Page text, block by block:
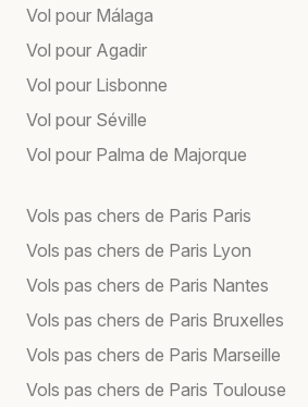
Vol pour Málaga
Vol pour Agadir
Vol pour Lisbonne
Vol pour Séville
Vol pour Palma de Majorque
Vols pas chers de Paris Paris
Vols pas chers de Paris Lyon
Vols pas chers de Paris Nantes
Vols pas chers de Paris Bruxelles
Vols pas chers de Paris Marseille
Vols pas chers de Paris Toulouse